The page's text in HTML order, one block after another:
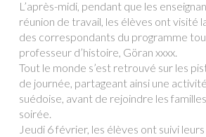
L’après-midi, pendant que les
réunion de travail, les élèves ont visité
des correspondants du programme
professeur d’histoire, Göran xxxx.
Tout le monde s’est retrouvé sur les
de journée, partageant ainsi une
suédoise, avant de rejoindre les
soirée.
Jeudi 6 février, les élèves ont suivi